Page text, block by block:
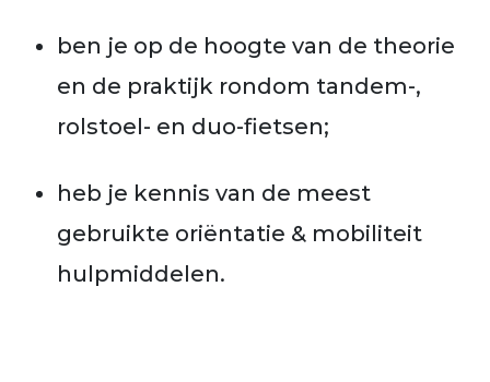
ben je op de hoogte van de theorie
en de praktijk rondom tandem-,
rolstoel- en duo-fietsen;
heb je kennis van de meest
gebruikte oriëntatie & mobiliteit
hulpmiddelen.